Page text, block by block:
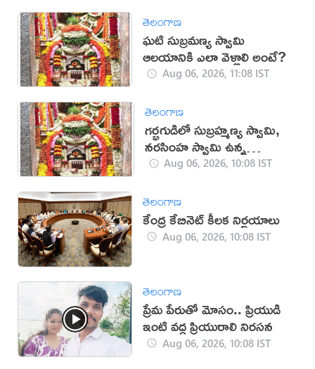
తెలంగాణ
ఘటి సుబ్రమణ్య స్వామి
ఆలయానికి ఎలా వెళ్లాలి అంటే?
Aug 06, 2026, 11:08 IST
తెలంగాణ
గర్భగుడిలో సుబ్రహ్మణ్య స్వామి,
నరసింహ స్వామి ఉన్న
దేవాలయం ఇదే
Aug 06, 2026, 10:08 IST
తెలంగాణ
కేంద్ర కేబినెట్ కీలక నిర్ణయాలు
Aug 06, 2026, 10:08 IST
తెలంగాణ
ప్రేమ పేరుతో మోసం.. ప్రియుడి
ఇంటి వద్ద ప్రియురాలి నిరసన
Aug 06, 2026, 10:08 IST